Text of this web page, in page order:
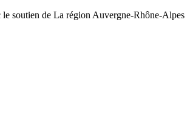
le soutien de La région Auvergne-Rhône-Alpes